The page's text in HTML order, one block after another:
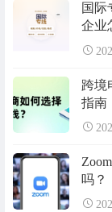
国际
企业
跨境
指南
吗？